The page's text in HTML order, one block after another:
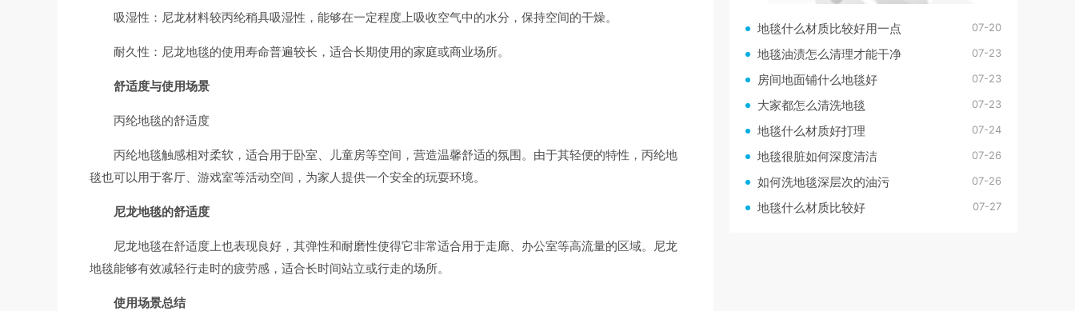
吸湿性：尼龙材料较丙纶稍具吸湿性，能够在一定程度上吸收空气中的水分，保持空间的干燥。
耐久性：尼龙地毯的使用寿命普遍较长，适合长期使用的家庭或商业场所。
舒适度与使用场景
丙纶地毯的舒适度
丙纶地毯触感相对柔软，适合用于卧室、儿童房等空间，营造温馨舒适的氛围。由于其轻便的特性，丙纶地
毯也可以用于客厅、游戏室等活动空间，为家人提供一个安全的玩耍环境。
尼龙地毯的舒适度
尼龙地毯在舒适度上也表现良好，其弹性和耐磨性使得它非常适合用于走廊、办公室等高流量的区域。尼龙
地毯能够有效减轻行走时的疲劳感，适合长时间站立或行走的场所。
使用场景总结
地毯什么材质比较好用一点 07-20
地毯油渍怎么清理才能干净 07-23
房间地面铺什么地毯好 07-23
大家都怎么清洗地毯 07-23
地毯什么材质好打理 07-24
地毯很脏如何深度清洁 07-26
如何洗地毯深层次的油污 07-26
地毯什么材质比较好 07-27